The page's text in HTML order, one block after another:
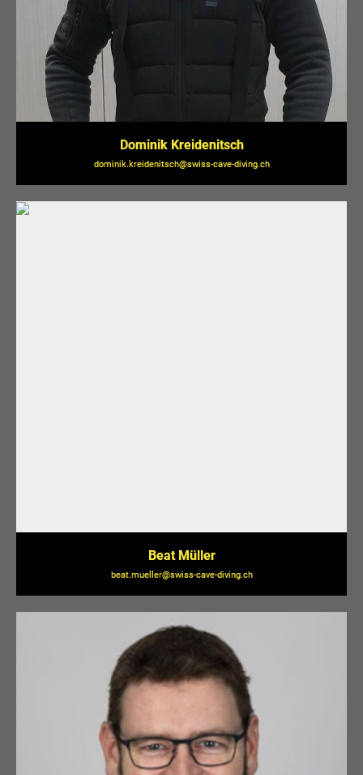
Dominik Kreidenitsch
dominik.kreidenitsch@swiss-cave-diving.ch
Beat Müller
beat.mueller@swiss-cave-diving.ch